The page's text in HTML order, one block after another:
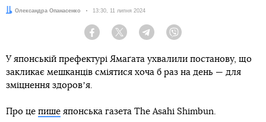
Автор:
Олександра Опанасенко Дата:
13:30, 11 липня 2024
Facebook Twitter Telegram
У японській префектурі Ямаґата ухвалили постанову, що
закликає мешканців сміятися хоча б раз на день — для
зміцнення здоровʼя.
Про це пише японська газета The Asahi Shimbun.